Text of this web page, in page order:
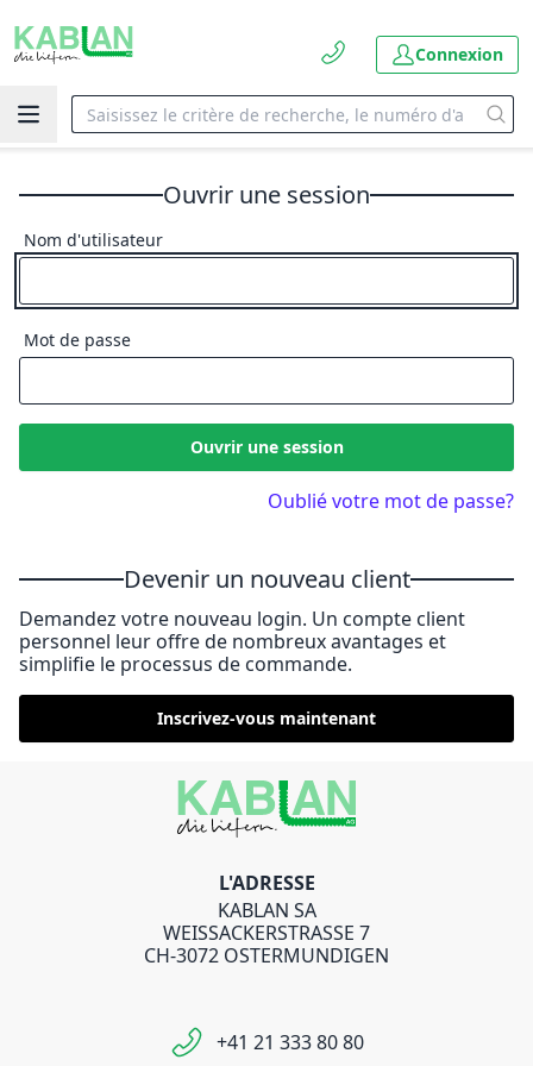
Connexion
Ouvrir une session
Nom d'utilisateur
Mot de passe
Ouvrir une session
Oublié votre mot de passe?
Devenir un nouveau client
Demandez votre nouveau login. Un compte client
personnel leur offre de nombreux avantages et
simplifie le processus de commande.
Inscrivez-vous maintenant
L'ADRESSE
KABLAN SA
WEISSACKERSTRASSE 7
CH-3072 OSTERMUNDIGEN
+41 21 333 80 80